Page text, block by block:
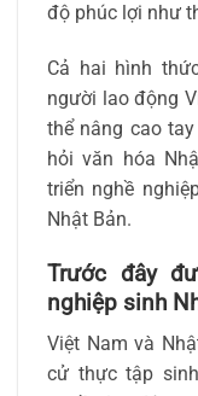
độ phúc lợi như
Cả hai hình
người lao động
thể nâng cao
hỏi văn hóa
triển nghề
Nhật Bản.
Trước đây
nghiệp sinh
Việt Nam và
cử thực tập